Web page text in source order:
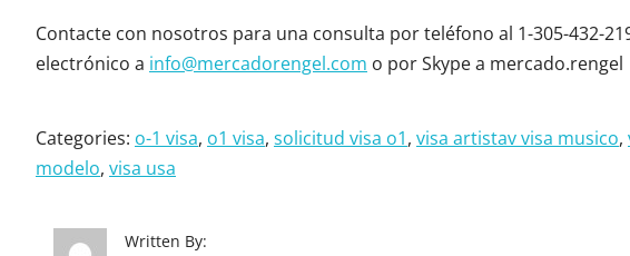
Contacte con nosotros para una consulta por teléfono al 1-305-432-
electrónico a info@mercadorengel.com o por Skype a mercado.rengel
Categories: o-1 visa, o1 visa, solicitud visa o1, visa artistav visa musico,
modelo, visa usa
Written By: